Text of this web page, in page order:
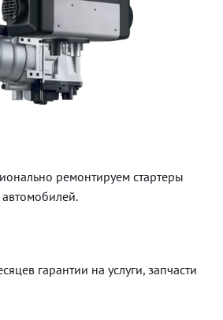
ремонтируем стартеры
гарантии на услуги, запчасти